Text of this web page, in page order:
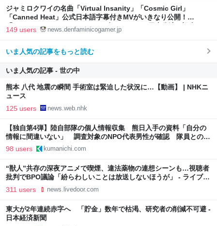
ジャミロクワイの名曲「Virtual Insanity」「Cosmic Girl」
「Canned Heat」公式日本語字幕付きMVがいきなり公開！
「SUMMER SONIC 2026」での9年ぶりとなる日本公演を記念して
149 users news.denfaminicogamer.jp
いま人気の記事をもっと読む
いま人気の記事 - 世の中
熊本 八代 地震の瞬間 手術室は緊迫した状況に…【動画】 | NHKニ
ュース
125 users news.web.nhk
【独自第4弾】陸自部隊の個人情報収集 熊日入手の資料「自分の
情報に間違いない」 調査対象のNPO代表男性が確認 隊員とのメ
ール履歴も一致｜熊本日日新聞社
98 users kumanichi.com
“獣人”共存の深夜アニメで喫煙、違法薬物の連想シーンも…視聴者
批判でBPO議論「紛らわしいことは放送しないほうが」 - ライブド
アニュース
311 users news.livedoor.com
東大が2年連続赤字へ 「貯金」数年で枯渇、研究者の削減不可避 -
日本経済新聞